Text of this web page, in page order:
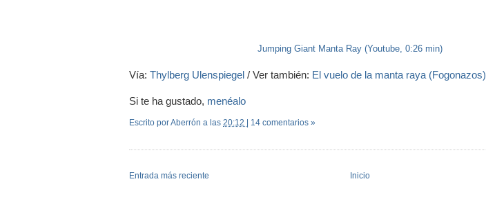
Jumping Giant Manta Ray (Youtube, 0:26 min)
Vía: Thylberg Ulenspiegel / Ver también: El vuelo de la manta raya (Fogonazos)
Si te ha gustado, menéalo
Escrito por Aberrón a las 20:12 | 14 comentarios »
Entrada más reciente Inicio